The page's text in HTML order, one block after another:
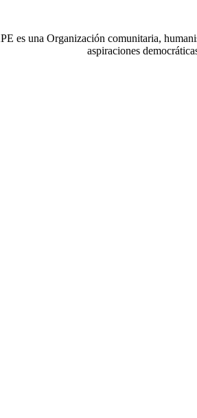
es una Organización comunitaria,
aspiraciones